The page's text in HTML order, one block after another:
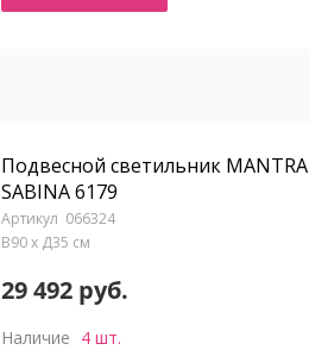
Подвесной светильник MANTRA
SABINA 6179
066324
В90 x Д35 см
29 492 руб.
Наличие 4 шт.